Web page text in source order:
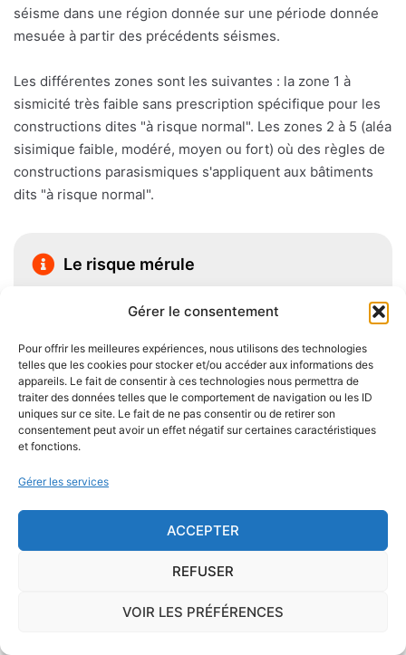
Gérer le consentement
Pour offrir les meilleures expériences, nous utilisons des technologies
telles que les cookies pour stocker et/ou accéder aux informations des
appareils. Le fait de consentir à ces technologies nous permettra de
traiter des données telles que le comportement de navigation ou les ID
uniques sur ce site. Le fait de ne pas consentir ou de retirer son
consentement peut avoir un effet négatif sur certaines caractéristiques
et fonctions.
Gérer les services
ACCEPTER
REFUSER
VOIR LES PRÉFÉRENCES
séisme dans une région donnée sur une période donnée
mesuée à partir des précédents séismes.
Les différentes zones sont les suivantes : la zone 1 à
sismicité très faible sans prescription spécifique pour les
constructions dites "à risque normal". Les zones 2 à 5 (aléa
sisimique faible, modéré, moyen ou fort) où des règles de
constructions parasismiques s'appliquent aux bâtiments
dits "à risque normal".
Le risque mérule
lignivore n'est pas obligatoire pour la vente d'un bien
immobilier hormis dans 20 communes du Finistère
.Cependant, il est préférable d'être particulièrement
vigilant car des chantiers de champignons lignivores
existent dans de nombreuses communes partout en
France, en particulier dans le Finistère ou à Paris.
Des mesures existent pour éviter d'éventuelles
construction du logement : utiliser des bois secs,
éviter autant que possible lecontact direct entre le
, s'assurer de l'étanchéité des façades et